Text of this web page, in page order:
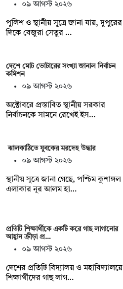
০৯ আগস্ট ২০২৬
পুলিশ ও স্থানীয় সূত্রে জানা যায়, দুপুরের
দিকে বেজুরা সেতুর …
দেশে মোট ভোটারের সংখ্যা জানাল নির্বাচন
কমিশন
০৯ আগস্ট ২০২৬
অক্টোবরে প্রস্তাবিত স্থানীয় সরকার
নির্বাচনকে সামনে রেখেই ইস…
ঝালকাঠিতে যুবকের মরদেহ উদ্ধার
০৯ আগস্ট ২০২৬
স্থানীয় সূত্রে জানা গেছে, পশ্চিম কুশাঙ্গল
এলাকার নূর আলম হা…
প্রতিটি শিক্ষার্থীকে একটি করে গাছ লাগানোর
আহ্বান ক্রীড়া প্র…
০৯ আগস্ট ২০২৬
দেশের প্রতিটি বিদ্যালয় ও মহাবিদ্যালয়ে
শিক্ষার্থীদের গাছ লাগ…